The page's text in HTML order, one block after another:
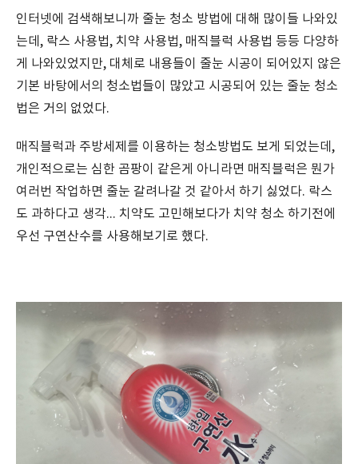
인터넷에 검색해보니까 줄눈 청소 방법에 대해 많이들 나와있
는데, 락스 사용법, 치약 사용법, 매직블럭 사용법 등등 다양하
게 나와있었지만, 대체로 내용들이 줄눈 시공이 되어있지 않은
기본 바탕에서의 청소법들이 많았고 시공되어 있는 줄눈 청소
법은 거의 없었다.
매직블럭과 주방세제를 이용하는 청소방법도 보게 되었는데,
개인적으로는 심한 곰팡이 같은게 아니라면 매직블럭은 뭔가
여러번 작업하면 줄눈 갈려나갈 것 같아서 하기 싫었다. 락스
도 과하다고 생각... 치약도 고민해보다가 치약 청소 하기전에
우선 구연산수를 사용해보기로 했다.